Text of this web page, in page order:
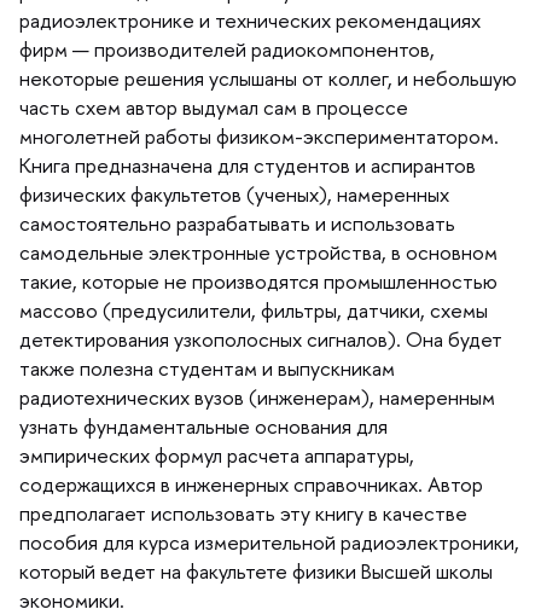
радиоэлектронике и технических рекомендациях
фирм — производителей радиокомпонентов,
некоторые решения услышаны от коллег, и небольшую
часть схем автор выдумал сам в процессе
многолетней работы физиком-экспериментатором.
Книга предназначена для студентов и аспиранто
физических факультетов (ученых), намеренных
самостоятельно разрабатывать и использовать
самодельные электронные устройства, в основном
такие, которые не производятся промышленностью
массово (предусилители, фильтры, датчики, схемы
детектирования узкополосных сигналов). Она будет
также полезна студентам и выпускникам
радиотехнических вузов (инженерам), намеренным
узнать фундаментальные основания для
эмпирических формул расчета аппаратуры,
содержащихся в инженерных справочниках. Автор
предполагает использовать эту книгу в качестве
пособия для курса измерительной радиоэлектроники,
который ведет на факультете физики Высшей школы
экономики.